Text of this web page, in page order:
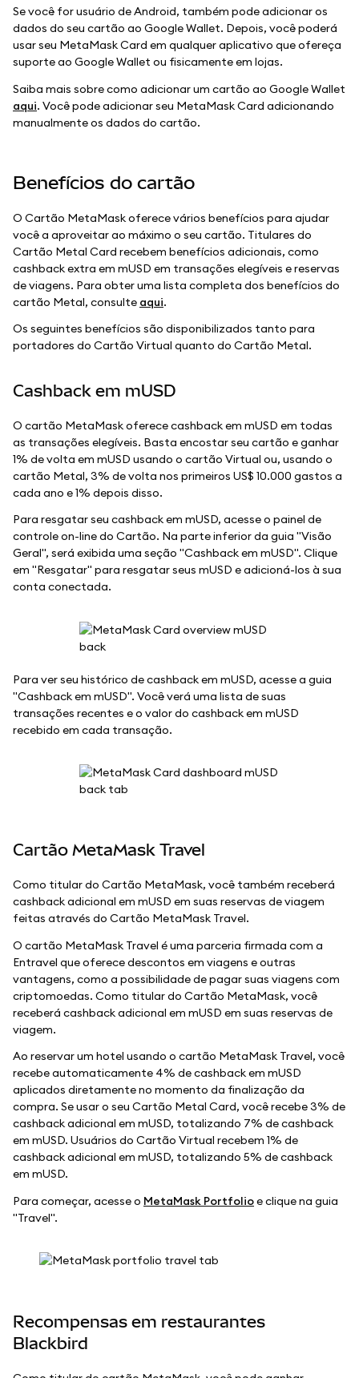
Se você for usuário de Android, também pode adicionar os
dados do seu cartão ao Google Wallet. Depois, você poderá
usar seu MetaMask Card em qualquer aplicativo que ofereça
suporte ao Google Wallet ou fisicamente em lojas.
Saiba mais sobre como adicionar um cartão ao Google Wallet
aqui. Você pode adicionar seu MetaMask Card adicionando
manualmente os dados do cartão.
Benefícios do cartão
O Cartão MetaMask oferece vários benefícios para ajudar
você a aproveitar ao máximo o seu cartão. Titulares do
Cartão Metal Card recebem benefícios adicionais, como
cashback extra em mUSD em transações elegíveis e reservas
de viagens. Para obter uma lista completa dos benefícios do
cartão Metal, consulte aqui.
Os seguintes benefícios são disponibilizados tanto para
portadores do Cartão Virtual quanto do Cartão Metal.
Cashback em mUSD
O cartão MetaMask oferece cashback em mUSD em todas
as transações elegíveis. Basta encostar seu cartão e ganhar
1% de volta em mUSD usando o cartão Virtual ou, usando o
cartão Metal, 3% de volta nos primeiros US$ 10.000 gastos a
cada ano e 1% depois disso.
Para resgatar seu cashback em mUSD, acesse o painel de
controle on-line do Cartão. Na parte inferior da guia "Visão
Geral", será exibida uma seção "Cashback em mUSD". Clique
em "Resgatar" para resgatar seus mUSD e adicioná-los à sua
conta conectada.
Para ver seu histórico de cashback em mUSD, acesse a guia
"Cashback em mUSD". Você verá uma lista de suas
transações recentes e o valor do cashback em mUSD
recebido em cada transação.
Cartão MetaMask Travel
Como titular do Cartão MetaMask, você também receberá
cashback adicional em mUSD em suas reservas de viagem
feitas através do Cartão MetaMask Travel.
O cartão MetaMask Travel é uma parceria firmada com a
Entravel que oferece descontos em viagens e outras
vantagens, como a possibilidade de pagar suas viagens com
criptomoedas. Como titular do Cartão MetaMask, você
receberá cashback adicional em mUSD em suas reservas de
viagem.
Ao reservar um hotel usando o cartão MetaMask Travel, você
recebe automaticamente 4% de cashback em mUSD
aplicados diretamente no momento da finalização da
compra. Se usar o seu Cartão Metal Card, você recebe 3% de
cashback adicional em mUSD, totalizando 7% de cashback
em mUSD. Usuários do Cartão Virtual recebem 1% de
cashback adicional em mUSD, totalizando 5% de cashback
em mUSD.
Para começar, acesse o MetaMask Portfolioe clique na guia
"Travel".
Recompensas em restaurantes
Blackbird